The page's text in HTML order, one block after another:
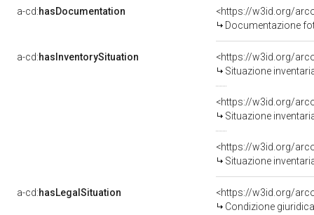
a-cd:hasDocumentation
Documentazione
a-cd:hasInventorySituation
<https://w3id.org/
Situazione
<https://w3id.org/
Situazione
<https://w3id.org/
Situazione
a-cd:hasLegalSituation
<https://w3id.org/
Condizione